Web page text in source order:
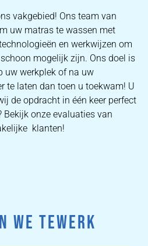
vakgebied! Ons team van
uw matras te wassen met
en werkwijzen om
mogelijk zijn. Ons doel is
uw werkplek of na uw
te laten dan toen u toekwam! U
de opdracht in één keer perfect
Bekijk onze evaluaties van
klanten!
WE TEWERK